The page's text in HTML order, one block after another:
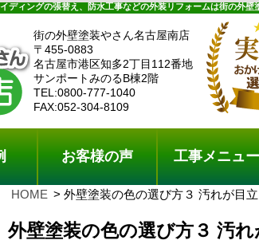
ディングの張替え、防水工事などの外装リフォームは街の外壁
街の外壁塗装やさん名古屋南店
〒455-0883
名古屋市港区知多2丁目112番地
サンポートみのるB棟2階
TEL:0800-777-1040
FAX:052-304-8109
料金プ
お客様の声 工事メニュー
HOME 外壁塗装の色の選び方３ 汚れが目
外壁塗装の色の選び方３ 汚